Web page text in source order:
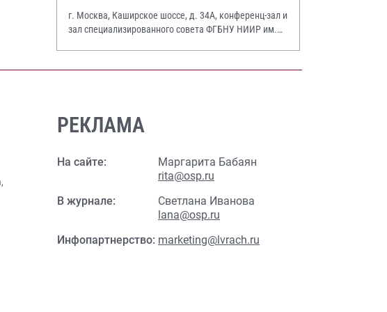
г. Москва, Каширское шоссе, д. 34А, конференц-зал и
зал специализированного совета ФГБНУ НИИР им.
РЕКЛАМА
На сайте:
Маргарита Бабаян
rita@osp.ru
В журнале:
Светлана Иванова
lana@osp.ru
Инфопартнерство: marketing@lvrach.ru